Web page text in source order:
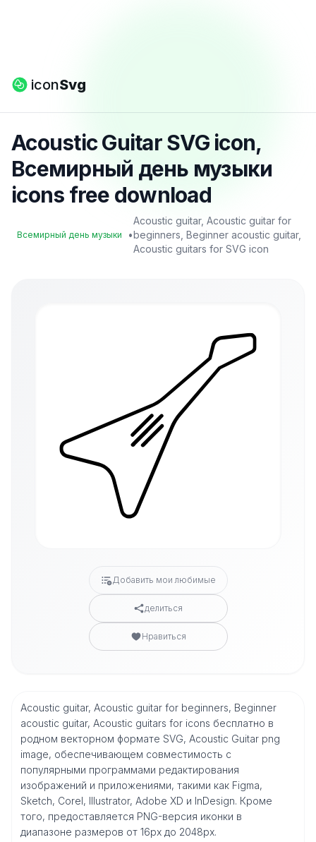
iconSvg
Acoustic Guitar SVG icon,
Всемирный день музыки
icons free download
Всемирный день музыки •
Acoustic guitar, Acoustic guitar for
beginners, Beginner acoustic guitar,
Acoustic guitars for SVG icon
Добавить мои любимые
делиться
Нравиться
Acoustic guitar, Acoustic guitar for beginners, Beginner
acoustic guitar, Acoustic guitars for icons бесплатно в
родном векторном формате SVG, Acoustic Guitar png
image, обеспечивающем совместимость с
популярными программами редактирования
изображений и приложениями, такими как Figma,
Sketch, Corel, Illustrator, Adobe XD и InDesign. Кроме
того, предоставляется PNG-версия иконки в
диапазоне размеров от 16px до 2048px.